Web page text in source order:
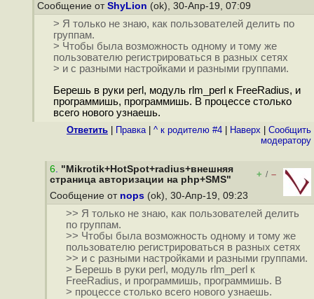
Сообщение от ShyLion (ok), 30-Апр-19, 07:09
> Я только не знаю, как пользователей делить по
группам.
> Чтобы была возможность одному и тому же
пользователю регистрироваться в разных сетях
> и с разными настройками и разными группами.
Берешь в руки perl, модуль rlm_perl к FreeRadius, и
программишь, программишь. В процессе столько
всего нового узнаешь.
Ответить Правка| ^ к родителю #4 Наверх
Cообщить
модератору
6. "Mikrotik+HotSpot+radius+внешняя
страница авторизации на php+SMS"
+ / –
Сообщение от nops (ok), 30-Апр-19, 09:23
>> Я только не знаю, как пользователей делить
по группам.
>> Чтобы была возможность одному и тому же
пользователю регистрироваться в разных сетях
>> и с разными настройками и разными группами.
> Берешь в руки perl, модуль rlm_perl к
FreeRadius, и программишь, программишь. В
> процессе столько всего нового узнаешь.